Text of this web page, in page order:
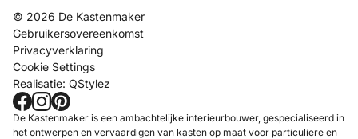
Contact
Inspiratie
FAQ
Werken bij
Showroom
Maak een afspraak
Dinsdag t/m Zaterdag
tussen 10.00 en 17.00 uur.
© 2026 De Kastenmaker
Gebruikersovereenkomst
Privacyverklaring
Cookie Settings
Realisatie: QStylez
De Kastenmaker is een ambachtelijke interieurbouwer, gespecialiseerd in
het ontwerpen en vervaardigen van kasten op maat voor particuliere en